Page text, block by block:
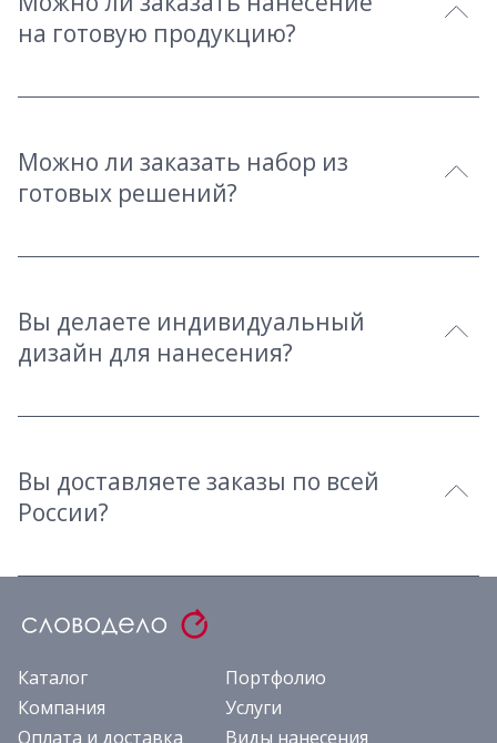
на готовую продукцию?
Можно ли заказать набор из
готовых решений?
Вы делаете индивидуальный
дизайн для нанесения?
Вы доставляете заказы по всей
России?
Каталог
Портфолио
Компания
Услуги
Оплата и доставка
Виды нанесения